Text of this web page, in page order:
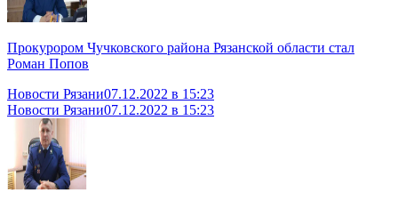
Прокурором Чучковского района Рязанской области стал
Роман Попов
Новости Рязани07.12.2022 в 15:23
Новости Рязани07.12.2022 в 15:23